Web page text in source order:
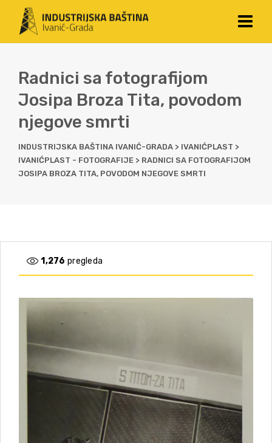
Radnici sa fotografijom
Josipa Broza Tita, povodom
njegove smrti
INDUSTRIJSKA BAŠTINA IVANIĆ-GRADA > IVANIĆPLAST >
IVANIĆPLAST - FOTOGRAFIJE > RADNICI SA FOTOGRAFIJOM
JOSIPA BROZA TITA, POVODOM NJEGOVE SMRTI
1,276 pregleda